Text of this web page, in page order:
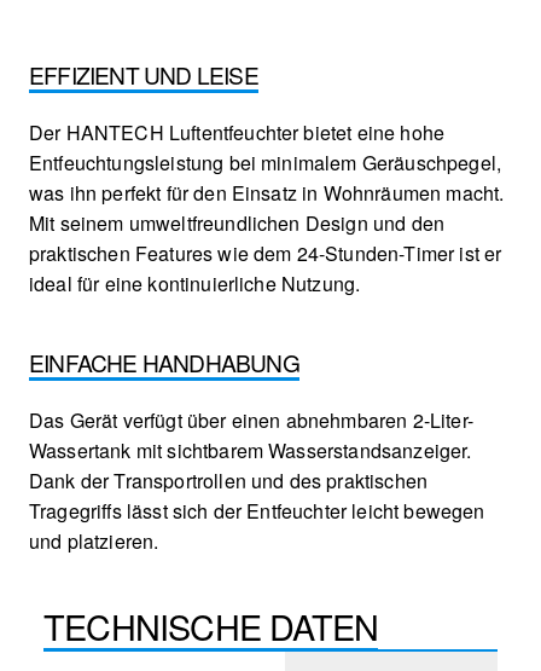
EFFIZIENT UND LEISE
Der HANTECH Luftentfeuchter bietet eine hohe
Entfeuchtungsleistung bei minimalem Geräuschpegel,
was ihn perfekt für den Einsatz in Wohnräumen macht.
Mit seinem umweltfreundlichen Design und den
praktischen Features wie dem 24-Stunden-Timer ist er
ideal für eine kontinuierliche Nutzung.
EINFACHE HANDHABUNG
Das Gerät verfügt über einen abnehmbaren 2-Liter-
Wassertank mit sichtbarem Wasserstandsanzeiger.
Dank der Transportrollen und des praktischen
Tragegriffs lässt sich der Entfeuchter leicht bewegen
und platzieren.
TECHNISCHE DATEN